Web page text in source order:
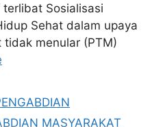
Sosialisasi
Sehat dalam upaya
menular (PTM)
MASYARAKAT